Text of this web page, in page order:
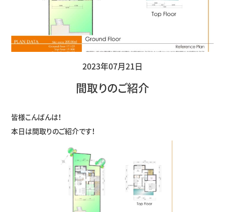
2023年07月21日
間取りのご紹介
皆様こんばんは！
本日は間取りのご紹介です！